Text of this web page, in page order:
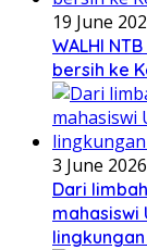
19 June
WALHI
bersih ke
3 June 2026
Dari
mahasiswi
lingkungan